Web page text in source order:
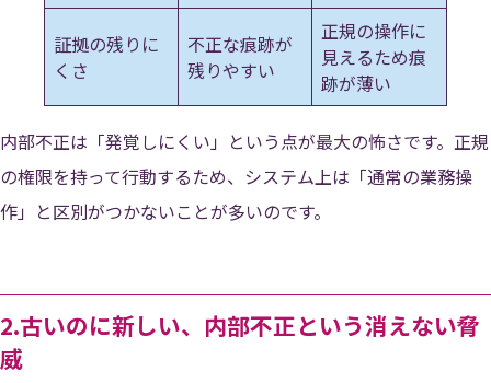
証拠の残りに
くさ
不正な痕跡が
残りやすい
正規の操作に
見えるため痕
跡が薄い
内部不正は「発覚しにくい」という点が最大の怖さです。正規
の権限を持って行動するため、システム上は「通常の業務操
作」と区別がつかないことが多いのです。
2.古いのに新しい、内部不正という消えない脅
威